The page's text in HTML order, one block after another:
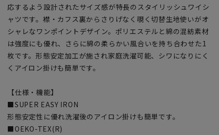
応するよう設計されたサイズ感が特長のスタイリッシュワイシ
ャツです。襟・カフス裏からさりげなく覗く切替生地使いがオ
シャレなワンポイントデザイン。ポリエステルと綿の混紡素材
は強度にも優れ、さらに綿の柔らかい風合いを持ち合わせた1
枚です。形態安定加工が施され家庭洗濯可能、シワになりにく
くアイロン掛けも簡単です。
【仕様・機能】
■SUPER EASY IRON
形態安定性に優れ洗濯後のアイロン掛けも簡単です。
■OEKO-TEX(R)